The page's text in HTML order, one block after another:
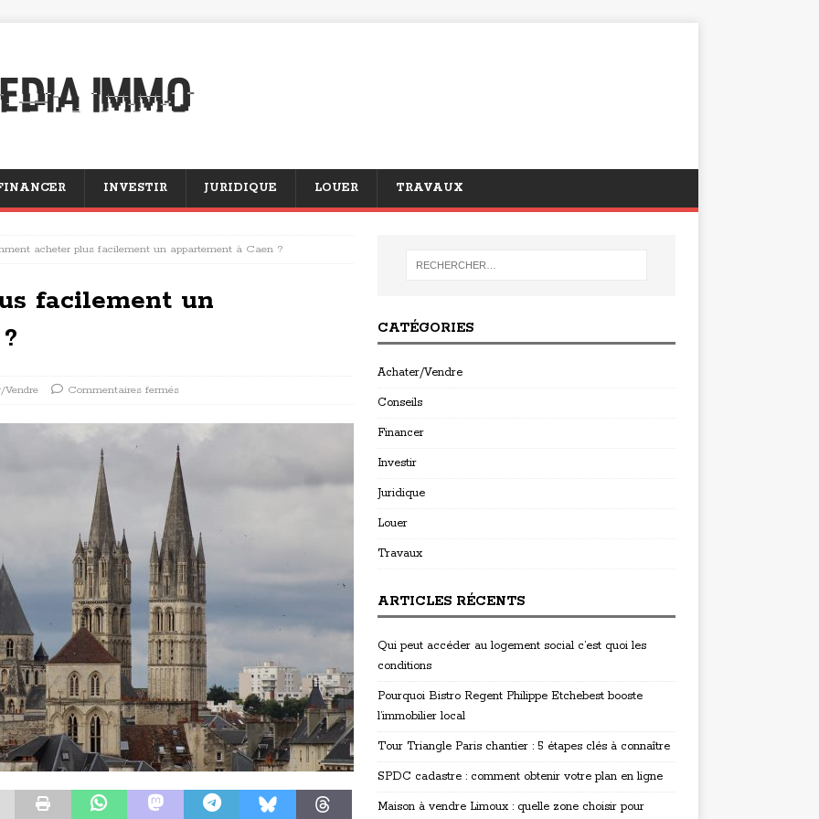
INVESTIR JURIDIQUE LOUER TRAVAUX
acheter plus facilement un appartement à Caen ?
facilement un
Vendre Commentaires fermés
CATÉGORIES
Achater/Vendre
Conseils
Financer
Investir
Juridique
Louer
Travaux
ARTICLES RÉCENTS
Qui peut accéder au logement social c’est quoi les
conditions
Pourquoi Bistro Regent Philippe Etchebest booste
l’immobilier local
Tour Triangle Paris chantier : 5 étapes clés à connaître
SPDC cadastre : comment obtenir votre plan en ligne
Maison à vendre Limoux : quelle zone choisir pour